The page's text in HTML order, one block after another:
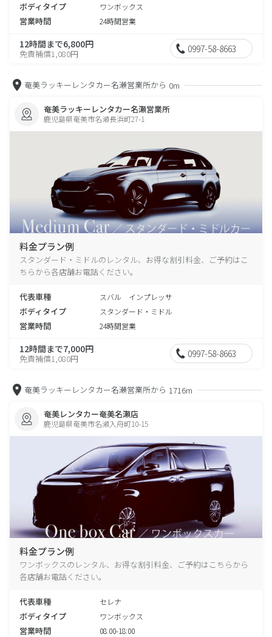
ボディタイプ ワンボックス
営業時間 24時間営業
12時間まで6,800円
免責補償1,080円 0997-58-8663
奄美ラッキーレンタカー名瀬営業所から 0m
奄美ラッキーレンタカー名瀬営業所
鹿児島県奄美市名瀬長浜町27-1
料金プラン例
スタンダード・ミドルのレンタル、お得な割引料金、ご予約はこ
ちらから各店舗お電話ください。
代表車種 スバル インプレッサ
ボディタイプ スタンダード・ミドル
営業時間 24時間営業
12時間まで7,000円
免責補償1,080円 0997-58-8663
奄美ラッキーレンタカー名瀬営業所から 1716m
奄美レンタカー奄美名瀬店
鹿児島県奄美市名瀬入舟町10-15
料金プラン例
ワンボックスのレンタル、お得な割引料金、ご予約はこちらから
各店舗お電話ください。
代表車種 セレナ
ボディタイプ ワンボックス
営業時間 08:00-18:00